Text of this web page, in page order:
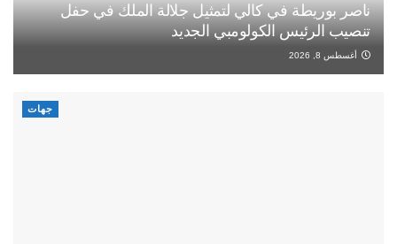
ناصر بوريطة في كالي لتمثيل جلالة الملك في حفل
تنصيب الرئيس الكولومبي الجديد
أغسطس 8, 2026
جهات